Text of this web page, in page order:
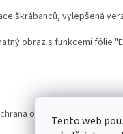
Tento web
škrábanců, vylepšená
obraz s funkcemi fólie
osobních údajů